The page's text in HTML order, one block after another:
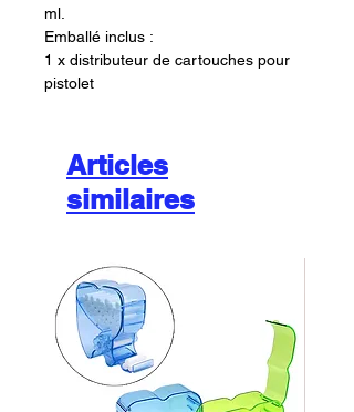
ml.
Emballé inclus :
1 x distributeur de cartouches pour
pistolet
Articles
similaires